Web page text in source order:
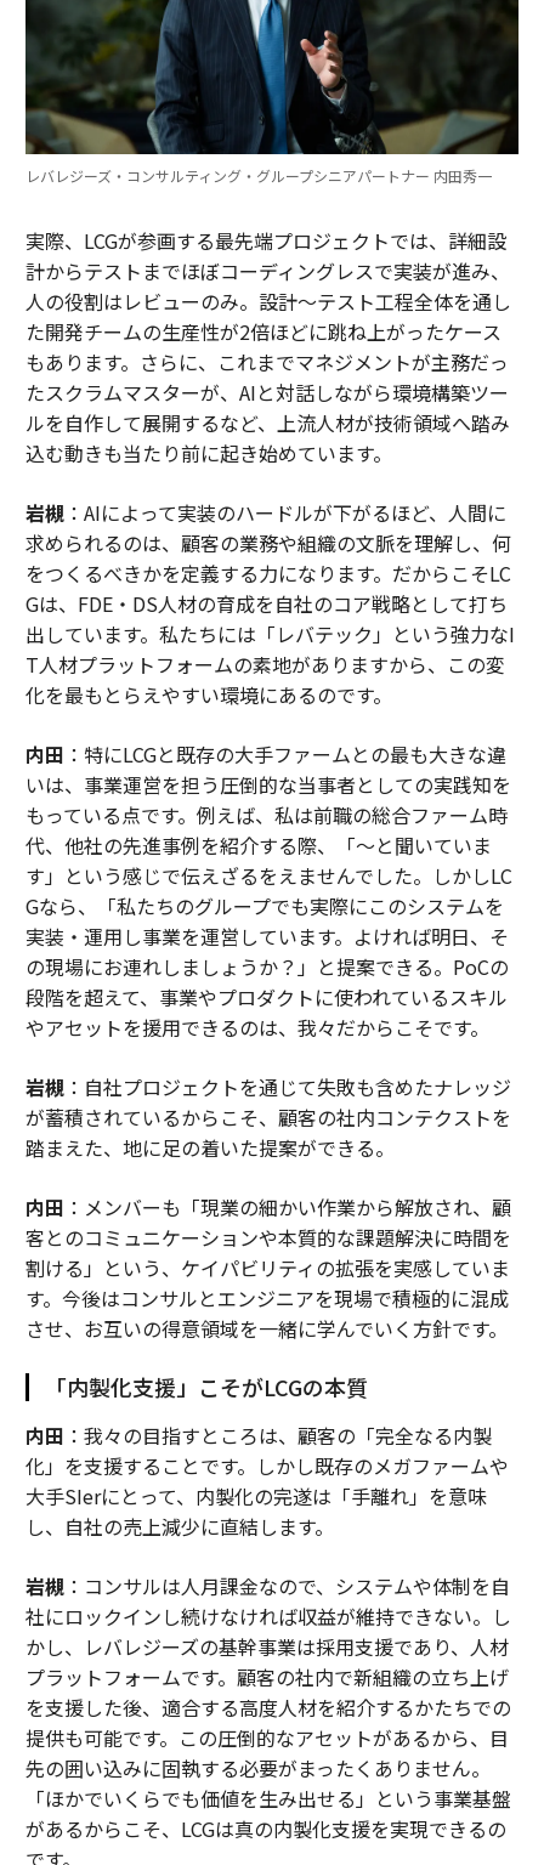
レバレジーズ・コンサルティング・グループシニアパートナー 内田秀一
実際、LCGが参画する最先端プロジェクトでは、詳細設
計からテストまでほぼコーディングレスで実装が進み、
人の役割はレビューのみ。設計～テスト工程全体を通し
た開発チームの生産性が2倍ほどに跳ね上がったケース
もあります。さらに、これまでマネジメントが主務だっ
たスクラムマスターが、AIと対話しながら環境構築ツー
ルを自作して展開するなど、上流人材が技術領域へ踏み
込む動きも当たり前に起き始めています。
岩槻：AIによって実装のハードルが下がるほど、人間に
求められるのは、顧客の業務や組織の文脈を理解し、何
をつくるべきかを定義する力になります。だからこそLC
Gは、FDE・DS人材の育成を自社のコア戦略として打ち
出しています。私たちには「レバテック」という強力なI
T人材プラットフォームの素地がありますから、この変
化を最もとらえやすい環境にあるのです。
内田 ：特にLCGと既存の大手ファームとの最も大きな違
いは、事業運営を担う圧倒的な当事者としての実践知を
もっている点です。例えば、私は前職の総合ファーム時
代、他社の先進事例を紹介する際、「〜と聞いていま
す」という感じで伝えざるをえませんでした。しかしLC
Gなら、「私たちのグループでも実際にこのシステムを
実装・運用し事業を運営しています。よければ明日、そ
の現場にお連れしましょうか？」と提案できる。PoCの
段階を超えて、事業やプロダクトに使われているスキル
やアセットを援用できるのは、我々だからこそです。
岩槻：自社プロジェクトを通じて失敗も含めたナレッジ
が蓄積されているからこそ、顧客の社内コンテクストを
踏まえた、地に足の着いた提案ができる。
内田 ：メンバーも「現業の細かい作業から解放され、顧
客とのコミュニケーションや本質的な課題解決に時間を
割ける」という、ケイパビリティの拡張を実感していま
す。今後はコンサルとエンジニアを現場で積極的に混成
させ、お互いの得意領域を一緒に学んでいく方針です。
「内製化支援」こそがLCGの本質
内田 ：我々の目指すところは、顧客の「完全なる内製
化」を支援することです。しかし既存のメガファームや
大手SIerにとって、内製化の完遂は「手離れ」を意味
し、自社の売上減少に直結します。
岩槻：コンサルは人月課金なので、システムや体制を自
社にロックインし続けなければ収益が維持できない。し
かし、レバレジーズの基幹事業は採用支援であり、人材
プラットフォームです。顧客の社内で新組織の立ち上げ
を支援した後、適合する高度人材を紹介するかたちでの
提供も可能です。この圧倒的なアセットがあるから、目
先の囲い込みに固執する必要がまったくありません。
「ほかでいくらでも価値を生み出せる」という事業基盤
があるからこそ、LCGは真の内製化支援を実現できるの
です。